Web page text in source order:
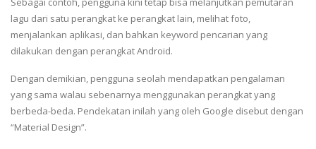
lagu dari satu perangkat ke perangkat lain, melihat foto,
menjalankan aplikasi, dan bahkan keyword pencarian yang
dilakukan dengan perangkat Android.
Dengan demikian, pengguna seolah mendapatkan pengalaman
yang sama walau sebenarnya menggunakan perangkat yang
berbeda-beda. Pendekatan inilah yang oleh Google disebut dengan
“Material Design”.